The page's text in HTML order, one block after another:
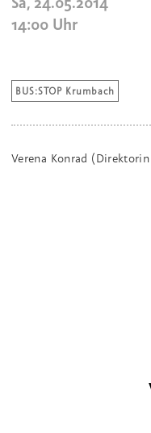
14:00 Uhr
BUS:STOP Krumbach
Verena Konrad